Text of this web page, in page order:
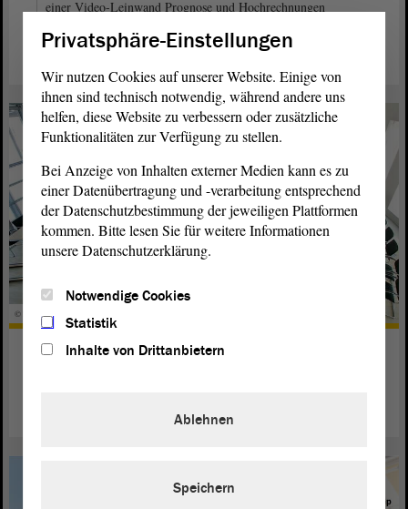
einer Video-Leinwand Prognose und Hochrechnungen
© ltlsa
Wie konstituiert sich der Landtag?
Privatsphäre-Einstellungen
Wir nutzen Cookies auf unserer Website. Einige von
ihnen sind technisch notwendig, während andere uns
helfen, diese Website zu verbessern oder zusätzliche
Funktionalitäten zur Verfügung zu stellen.
Bei Anzeige von Inhalten externer Medien kann es zu
einer Datenübertragung und -verarbeitung entsprechend
der Datenschutzbestimmung der jeweiligen Plattformen
kommen. Bitte lesen Sie für weitere Informationen
unsere Datenschutzerklärung.
Notwendige Cookies
Statistik
Inhalte von Drittanbietern
Ablehnen
Speichern